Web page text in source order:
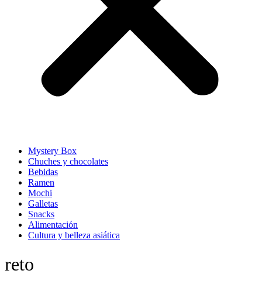
Mystery Box
Chuches y chocolates
Bebidas
Ramen
Mochi
Galletas
Snacks
Alimentación
Cultura y belleza asiática
reto